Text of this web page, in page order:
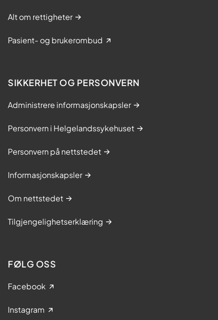
Alt om rettigheter
Pasient- og brukerombud
SIKKERHET OG PERSONVERN
Administrere informasjonskapsler
Personvern i Helgelandssykehuset
Personvern på nettstedet
Informasjonskapsler
Om nettstedet
Tilgjengelighetserklæring
FØLG OSS
Facebook
Instagram